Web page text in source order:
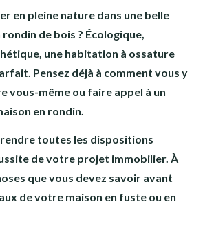
en pleine nature dans une belle
de bois ? Écologique,
une habitation à ossature
Pensez déjà à comment vous y
vous-même ou faire appel à un
en rondin.
toutes les dispositions
de votre projet immobilier. À
que vous devez savoir avant
de votre maison en fuste ou en